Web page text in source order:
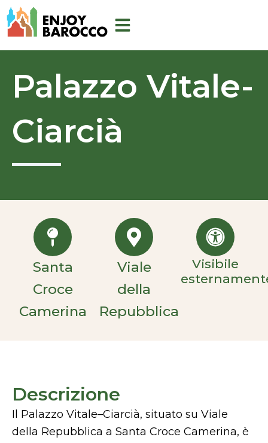
Vai
al
Palazzo Vitale-
Ciarcià
Santa
Croce
Camerina
Viale
della
Repubblica
Visibile
Descrizione
Il Palazzo Vitale–Ciarcià, situato su Viale
della Repubblica a Santa Croce Camerina, è